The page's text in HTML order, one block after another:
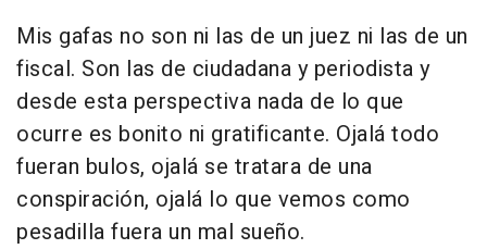
Mis gafas no son ni las de un juez ni las de un
fiscal. Son las de ciudadana y periodista y
desde esta perspectiva nada de lo que
ocurre es bonito ni gratificante. Ojalá todo
fueran bulos, ojalá se tratara de una
conspiración, ojalá lo que vemos como
pesadilla fuera un mal sueño.